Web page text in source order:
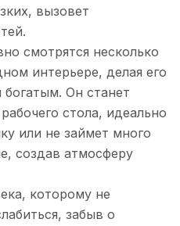
вызовет
смотрятся несколько
интерьере, делая его
Он станет
стола, идеально
или не займет много
создав атмосферу
которому не
забыв о